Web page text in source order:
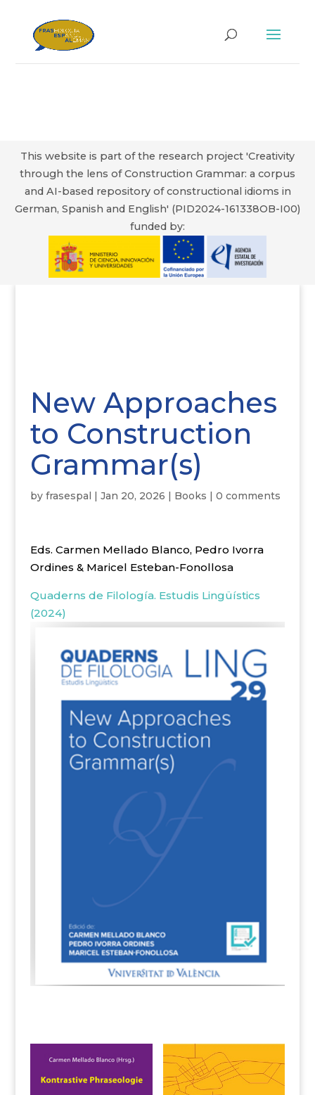
This website is part of the research project 'Creativity
through the lens of Construction Grammar: a corpus
and AI-based repository of constructional idioms in
German, Spanish and English' (PID2024-161338OB-I00)
funded by:
New Approaches
to Construction
Grammar(s)
by frasespal | Jan 20, 2026 | Books | 0 comments
Eds. Carmen Mellado Blanco, Pedro Ivorra
Ordines & Maricel Esteban-Fonollosa
Quaderns de Filología. Estudis Lingüístics
(2024)